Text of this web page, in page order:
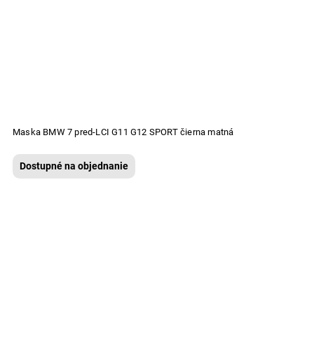
Maska BMW 7 pred-LCI G11 G12 SPORT čierna matná
Dostupné na objednanie